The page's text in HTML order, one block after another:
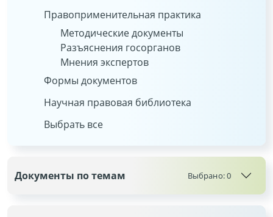
Правоприменительная практика
Методические документы
Разъяснения госорганов
Мнения экспертов
Формы документов
Научная правовая библиотека
Выбрать все
Документы по темам Выбрано:0